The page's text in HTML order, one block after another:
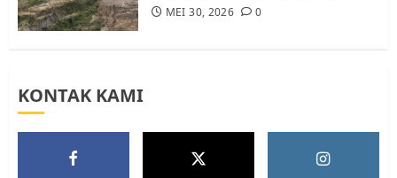
MEI 30, 2026 0
KONTAK KAMI